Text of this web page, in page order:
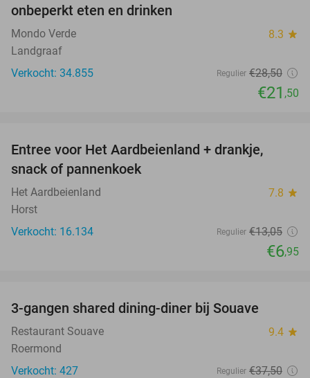
onbeperkt eten en drinken
Mondo Verde 8.3 star
Landgraaf
Verkocht: 34.855
Regulier €28,50
€21 ,50
Entree voor Het Aardbeienland + drankje,
snack of pannenkoek
Het Aardbeienland 7.8 star
Horst
Verkocht: 16.134
Regulier €13,05
€6,95
3-gangen shared dining-diner bij Souave
Restaurant Souave 9.4 star
Roermond
Verkocht: 427
Regulier €37,50